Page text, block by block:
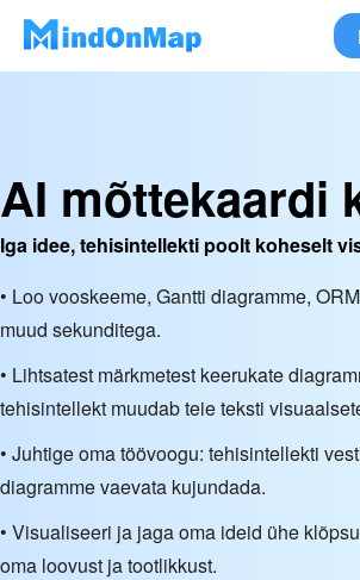
AI mõttekaardi
Iga idee, tehisintellekti poolt koheselt
• Loo vooskeeme, Gantti diagramme,
muud sekunditega.
• Lihtsatest märkmetest keerukate
tehisintellekt muudab teie teksti
• Juhtige oma töövoogu: tehisintellekti
diagramme vaevata kujundada.
• Visualiseeri ja jaga oma ideid ühe
oma loovust ja tootlikkust.